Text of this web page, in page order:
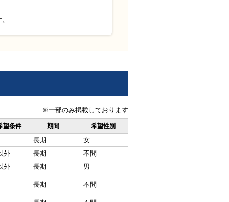
※一部のみ掲載しております
望条件 期間 希望性別
長期
女
外 長期
不問
外 長期 男
長期 不問